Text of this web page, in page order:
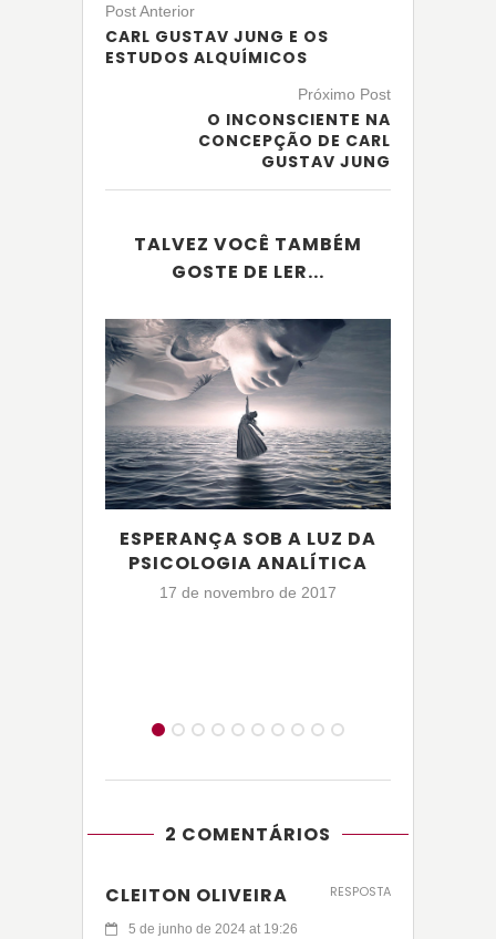
Post Anterior
CARL GUSTAV JUNG E OS
ESTUDOS ALQUÍMICOS
Próximo Post
O INCONSCIENTE NA
CONCEPÇÃO DE CARL
GUSTAV JUNG
TALVEZ VOCÊ TAMBÉM
GOSTE DE LER...
ESPERANÇA SOB A LUZ DA
PSICOLOGIA ANALÍTICA
17 de novembro de 2017
2 COMENTÁRIOS
CLEITON OLIVEIRA
5 de junho de 2024 at 19:26
RESPOSTA